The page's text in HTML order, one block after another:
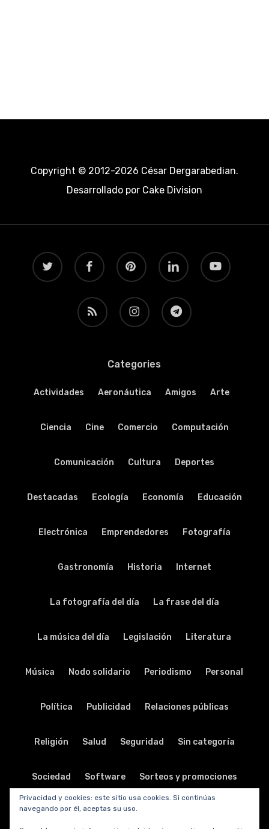
Copyright © 2012-2026 César Dergarabedian.
Desarrollado porCake Division
twitter facebook pinterest linkedin youtube
RSS instagram telegram
Categories
Actividades Aeronáutica Amigos Arte
Ciencia Cine Comercio Computación
Comunicación Cultura Deportes
Destacadas Ecología Economía Educación
Electrónica Emprendedores Fotografía
Gastronomía Historia Internet
La fotografía del día La frase del día
La música del día Legislación Literatura
Música Nodo solidario Periodismo Personal
Política Publicidad Relaciones públicas
Religión Salud Seguridad Sin categoría
Sociedad Software Sorteos y promociones
Tabletas Teatro
Privacidad y cookies: este sitio usa cookies. Si continúas
navegando por él, aceptas su uso.